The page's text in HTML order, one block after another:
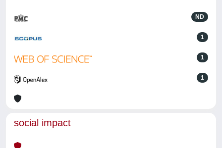
ND
1
1
1
social impact